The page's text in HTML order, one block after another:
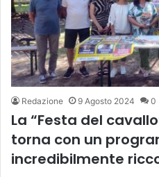
Redazione 9 Agosto 2024 0
La “Festa del
torna con un
incredibilmente